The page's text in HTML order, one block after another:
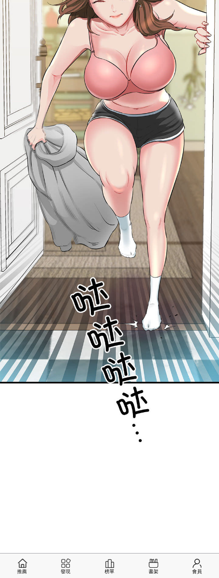
推薦 發現 榜單 書架 會員